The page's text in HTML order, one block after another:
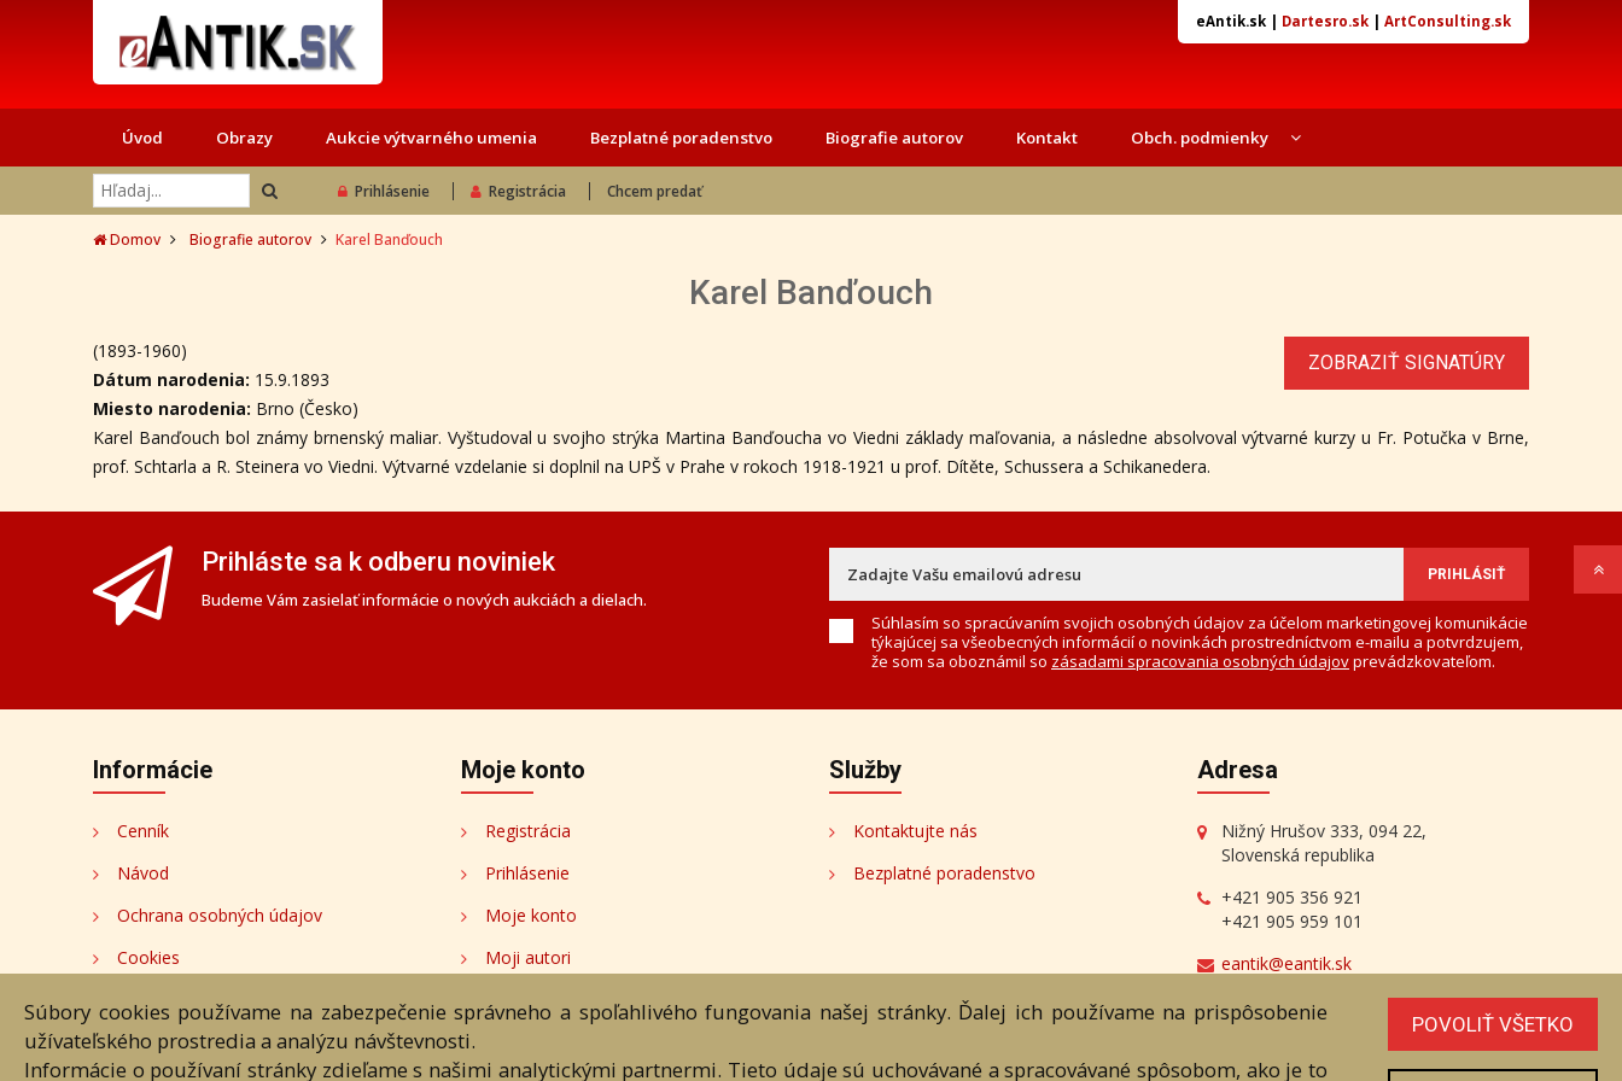
eAntik.sk| Dartesro.sk| ArtConsulting.sk
Úvod Obrazy Aukcie výtvarného umenia Bezplatné poradenstvo Biografie autorov Kontakt Obch. podmienky
Prihlásenie Registrácia Chcem predať
Domov Biografie autorov Karel Banďouch
Karel Banďouch
ZOBRAZIŤ SIGNATÚRY
(1893-1960)
Dátum narodenia: 15.9.1893
Miesto narodenia: Brno (Česko)
Karel Banďouch bol známy brnenský maliar. Vyštudoval u svojho strýka Martina Banďoucha vo Viedni základy maľovania, a následne absolvoval výtvarné kurzy u Fr. Potučka v Brne,
prof. Schtarla a R. Steinera vo Viedni. Výtvarné vzdelanie si doplnil na UPŠ v Prahe v rokoch 1918-1921 u prof. Dítěte, Schussera a Schikanedera.
Prihláste sa k odberu noviniek
Budeme Vám zasielať informácie o nových aukciách a dielach.
Súhlasím so spracúvaním svojich osobných údajov za účelom marketingovej komunikácie
týkajúcej sa všeobecných informácií o novinkách prostredníctvom e-mailu a potvrdzujem,
že som sa oboznámil so zásadami spracovania osobných údajovprevádzkovateľom.
Informácie
Cenník
Návod
Ochrana osobných údajov
Cookies
Nastavenia cookies
Moje konto
Registrácia
Prihlásenie
Moje konto
Moji autori
Služby
Kontaktujte nás
Bezplatné poradenstvo
Adresa
Nižný Hrušov 333, 094 22,
Slovenská republika
+421 905 356 921
+421 905 959 101
eantik@eantik.sk
Úvod Návod Cenník Obchodné podmienky Ochrana os. údajov Kontakt Bezplatné poradenstvo Biografie autorov
Súbory cookies používame na zabezpečenie správneho a spoľahlivého fungovania našej stránky. Ďalej ich používame na prispôsobenie
užívateľského prostredia a analýzu návštevnosti.
Informácie o používaní stránky zdieľame s našimi analytickými partnermi. Tieto údaje sú uchovávané a spracovávané spôsobom, ako je to
POVOLIŤ VŠETKO